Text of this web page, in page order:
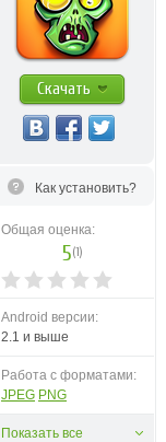
Скачать
Как установить?
Общая оценка:
5(1)
Android версии:
2.1 и выше
Работа с форматами:
JPEG PNG
Показать все